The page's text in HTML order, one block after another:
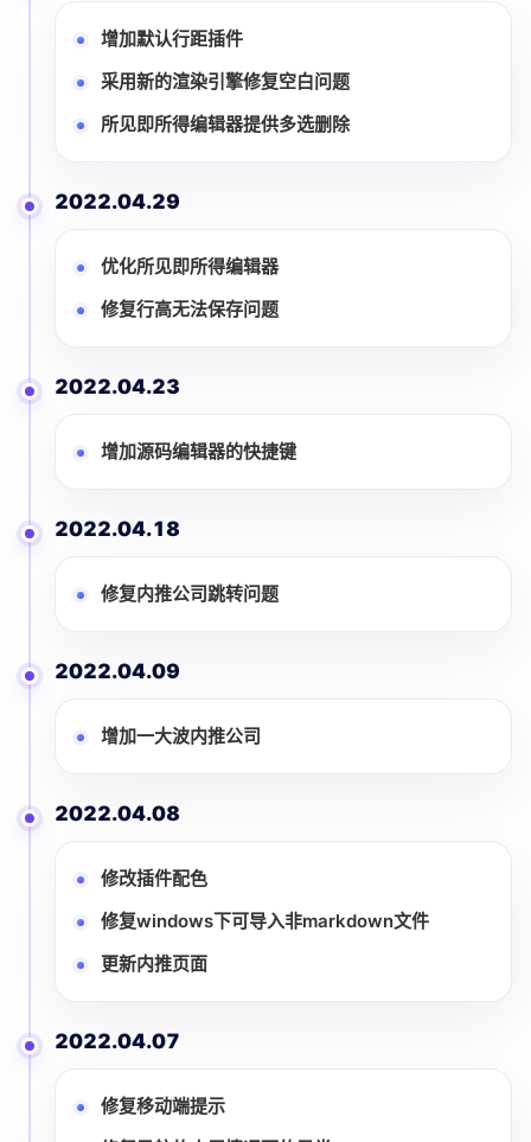
增加默认行距插件
采用新的渲染引擎修复空白问题
所见即所得编辑器提供多选删除
2022.04.29
优化所见即所得编辑器
修复行高无法保存问题
2022.04.23
增加源码编辑器的快捷键
2022.04.18
修复内推公司跳转问题
2022.04.09
增加一大波内推公司
2022.04.08
修改插件配色
修复windows下可导入非markdown文件
更新内推页面
2022.04.07
修复移动端提示